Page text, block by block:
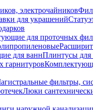
электрочайников
для украшений
для проточных
для ваннПлинтусы для
гарнитуров
фильтры,
Люки